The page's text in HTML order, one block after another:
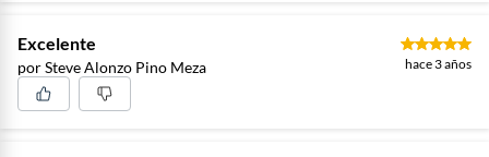
Excelente
por Steve Alonzo Pino Meza hace 3 años